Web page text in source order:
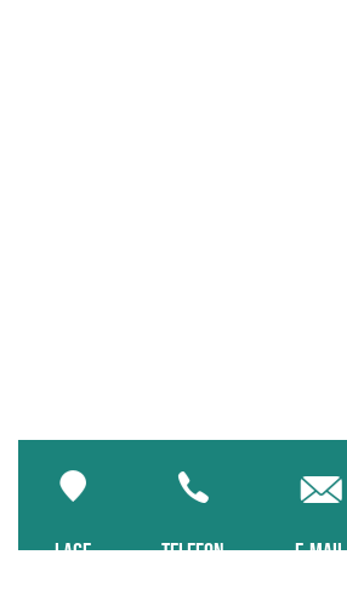
LAGE TELEFON E-MAIL